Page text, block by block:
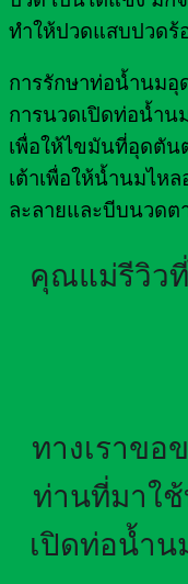
ทำให้ปวดแสบปวดร้
การรักษาท่อน้ำนมอุ
การนวดเปิดท่อน้ำ
เพื่อให้ไขมันที่อุดตัน
เต้าเพื่อให้น้ำนมไห
ละลายและบีบนวด
คุณแม่รีวิว
ทางเราข
ท่านที่มาใ
เปิดท่อน้ำน